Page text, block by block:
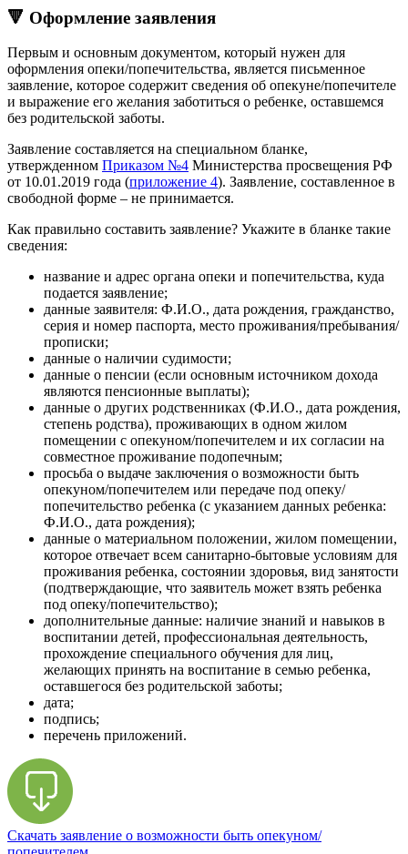
🔻 Оформление заявления
Первым и основным документом, который нужен для
оформления опеки/попечительства, является письменное
заявление, которое содержит сведения об опекуне/попечителе
и выражение его желания заботиться о ребенке, оставшемся
без родительской заботы.
Заявление составляется на специальном бланке,
утвержденном Приказом №4 Министерства просвещения РФ
от 10.01.2019 года (приложение 4). Заявление, составленное в
свободной форме – не принимается.
Как правильно составить заявление? Укажите в бланке такие
сведения:
название и адрес органа опеки и попечительства, куда
подается заявление;
данные заявителя: Ф.И.О., дата рождения, гражданство,
серия и номер паспорта, место проживания/пребывания/
прописки;
данные о наличии судимости;
данные о пенсии (если основным источником дохода
являются пенсионные выплаты);
данные о других родственниках (Ф.И.О., дата рождения,
степень родства), проживающих в одном жилом
помещении с опекуном/попечителем и их согласии на
совместное проживание подопечным;
просьба о выдаче заключения о возможности быть
опекуном/попечителем или передаче под опеку/
попечительство ребенка (с указанием данных ребенка:
Ф.И.О., дата рождения);
данные о материальном положении, жилом помещении,
которое отвечает всем санитарно-бытовые условиям для
проживания ребенка, состоянии здоровья, вид занятости
(подтверждающие, что заявитель может взять ребенка
под опеку/попечительство);
дополнительные данные: наличие знаний и навыков в
воспитании детей, профессиональная деятельность,
прохождение специального обучения для лиц,
желающих принять на воспитание в семью ребенка,
оставшегося без родительской заботы;
дата;
подпись;
перечень приложений.
Скачать заявление о возможности быть опекуном/